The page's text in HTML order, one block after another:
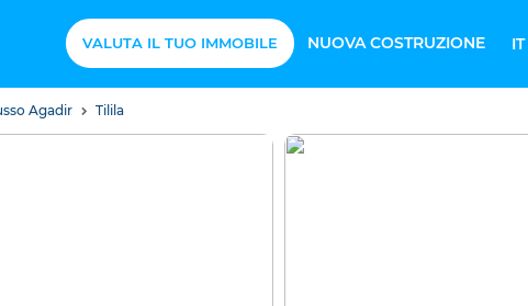
VALUTA IL TUO IMMOBILE NUOVA COSTRUZIONE IT
Agadir Tilila